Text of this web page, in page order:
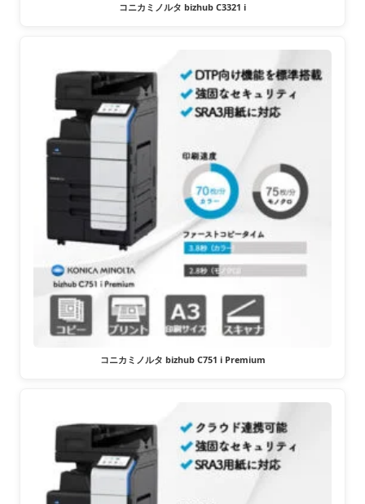
コニカミノルタ bizhub C3321 i
コニカミノルタ bizhub C751 i Premium